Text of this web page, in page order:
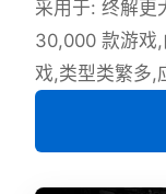
采用于: 终解更
30,000 款游戏,
戏,类型类繁多,